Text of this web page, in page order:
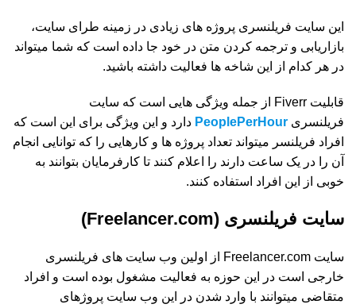
این سایت فریلنسری پروژه های زیادی در زمینه طرای سایت،
بازاریابی و ترجمه کردن متن در خود جا داده است که شما میتواند
در هر کدام از این شاخه ها فعالیت داشته باشید.
قابلیت Fiverr از جمله ویژگی هایی است که سایت
فریلنسری PeoplePerHour دارد و این ویژگی برای این است که
افراد فریلنسر میتواند تعداد پروژه ها و کارهایی را که توانایی انجام
آن را در یک ساعت دارند را اعلام کنند تا کارفرمایان بتوانند به
خوبی از این افراد استفاده کنند.
سایت فریلنسری (Freelancer.com)
سایت Freelancer.com از اولین وب سایت های فریلنسری
خارجی است در این حوزه به فعالیت مشغول بوده است و افراد
متقاضی میتوانند با وارد شدن در این وب سایت پروژهای